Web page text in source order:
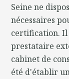
Seine ne
nécessaires
certification. Il
prestataire
cabinet de
été d'établir